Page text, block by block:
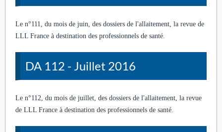
Le n°111, du mois de juin, des dossiers de l'allaitement, la revue de
LLL France à destination des professionnels de santé.
DA 112 - Juillet 2016
Le n°112, du mois de juillet, des dossiers de l'allaitement, la revue
de LLL France à destination des professionnels de santé.